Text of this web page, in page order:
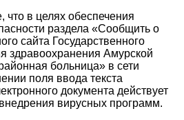
в целях обеспечения
раздела «Сообщить о
сайта Государственного
здравоохранения Амурской
больница» в сети
поля ввода текста
документа действует
вирусных программ.